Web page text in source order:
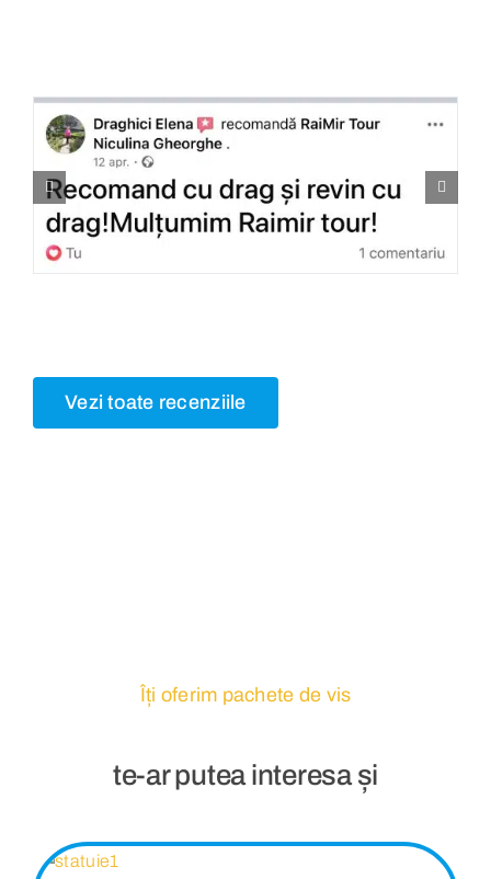
Vezi toate recenziile
Îți oferim pachete de vis
te-ar putea interesa și